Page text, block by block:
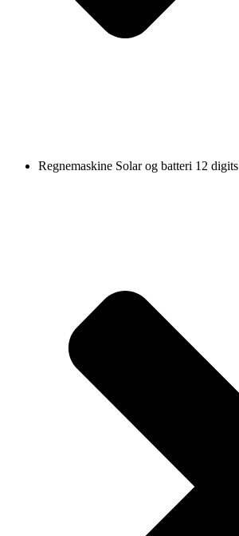
Regnemaskine Solar og batteri 12 digits